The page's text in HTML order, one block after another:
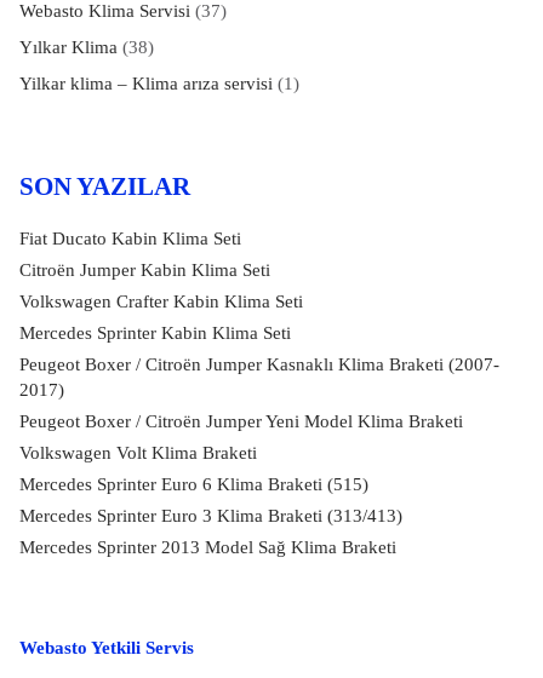
Webasto Klima Servisi(37)
Yılkar Klima(38)
Yilkar klima – Klima arıza servisi(1)
SON YAZILAR
Fiat Ducato Kabin Klima Seti
Citroën Jumper Kabin Klima Seti
Volkswagen Crafter Kabin Klima Seti
Mercedes Sprinter Kabin Klima Seti
Peugeot Boxer / Citroën Jumper Kasnaklı Klima Braketi (2007-
2017)
Peugeot Boxer / Citroën Jumper Yeni Model Klima Braketi
Volkswagen Volt Klima Braketi
Mercedes Sprinter Euro 6 Klima Braketi (515)
Mercedes Sprinter Euro 3 Klima Braketi (313/413)
Mercedes Sprinter 2013 Model Sağ Klima Braketi
Webasto Yetkili Servis